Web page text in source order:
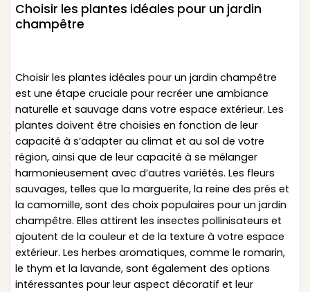
Choisir les plantes idéales pour un jardin
champêtre
Choisir les plantes idéales pour un jardin champêtre
est une étape cruciale pour recréer une ambiance
naturelle et sauvage dans votre espace extérieur. Les
plantes doivent être choisies en fonction de leur
capacité à s’adapter au climat et au sol de votre
région, ainsi que de leur capacité à se mélanger
harmonieusement avec d’autres variétés. Les fleurs
sauvages, telles que la marguerite, la reine des prés et
la camomille, sont des choix populaires pour un jardin
champêtre. Elles attirent les insectes pollinisateurs et
ajoutent de la couleur et de la texture à votre espace
extérieur. Les herbes aromatiques, comme le romarin,
le thym et la lavande, sont également des options
intéressantes pour leur aspect décoratif et leur